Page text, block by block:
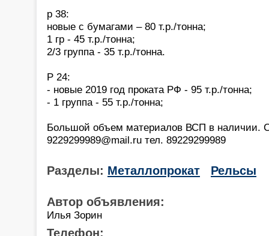
р 38:
новые с бумагами – 80 т.р./тонна;
1 гр - 45 т.р./тонна;
2/3 группа - 35 т.р./тонна.
Р 24:
- новые 2019 год проката РФ - 95 т.р./тонна;
- 1 группа - 55 т.р./тонна;
Большой объем материалов ВСП в наличии.
9229299989@mail.ru тел. 89229299989
Разделы: Металлопрокат Рельсы
Автор объявления:
Илья Зорин
Телефон: